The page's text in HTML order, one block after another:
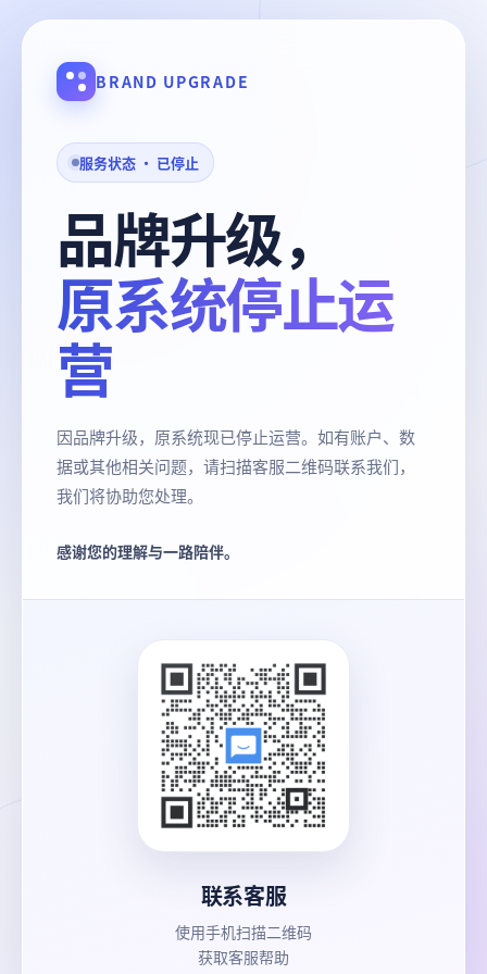
BRAND UPGRADE
服务状态 · 已停止
品牌升级，
原系统停止运
营
因品牌升级，原系统现已停止运营。如有账户、数
据或其他相关问题，请扫描客服二维码联系我们，
我们将协助您处理。
感谢您的理解与一路陪伴。
联系客服
使用手机扫描二维码
获取客服帮助